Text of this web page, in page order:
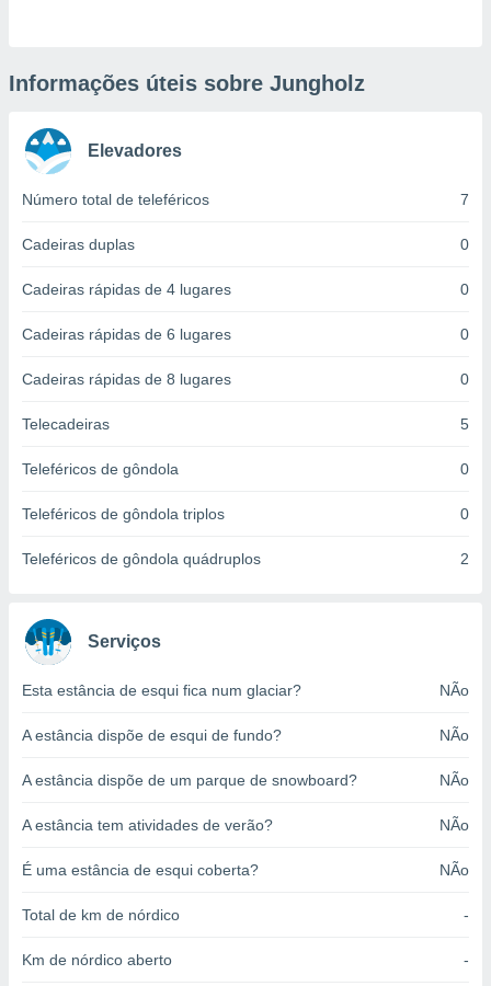
nós e
únicos
para
como a
IP e
possam
com
qual se
ou opor-
em “
na
num
para
Informações úteis sobre Jungholz
Elevadores
Número total de teleféricos 7
Cadeiras duplas 0
Cadeiras rápidas de 4 lugares 0
Cadeiras rápidas de 6 lugares 0
Cadeiras rápidas de 8 lugares 0
Telecadeiras 5
Teleféricos de gôndola 0
Teleféricos de gôndola triplos 0
Teleféricos de gôndola quádruplos 2
Serviços
Esta estância de esqui fica num glaciar? NÃo
A estância dispõe de esqui de fundo? NÃo
A estância dispõe de um parque de snowboard? NÃo
A estância tem atividades de verão? NÃo
É uma estância de esqui coberta? NÃo
Total de km de nórdico -
Km de nórdico aberto -